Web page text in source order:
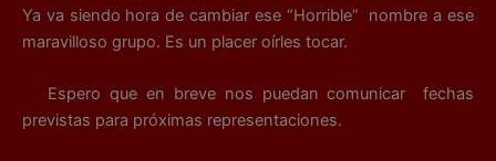
Ya va siendo hora de cambiar ese “Horrible” nombre a ese
maravilloso grupo. Es un placer oírles tocar.
Espero que en breve nos puedan comunicar fechas
previstas para próximas representaciones.